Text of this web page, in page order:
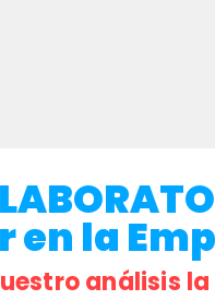
la
análisis